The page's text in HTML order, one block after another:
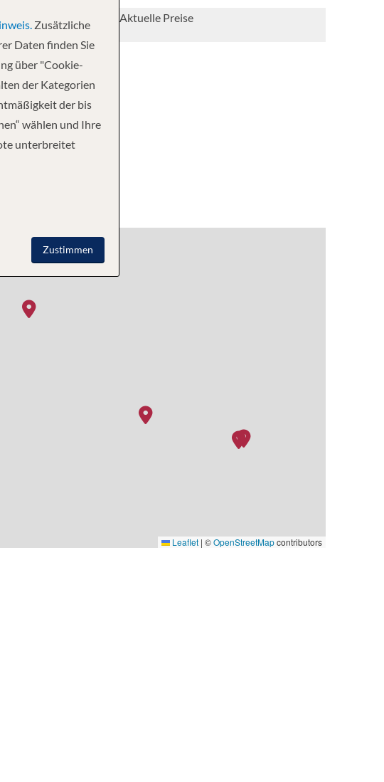
Aktuelle Preise
Leaflet | ©OpenStreetMapcontributors
Zusätzliche
Daten finden Sie
über "Cookie-
der Kategorien
der bis
wählen und Ihre
unterbreitet
Zustimmen